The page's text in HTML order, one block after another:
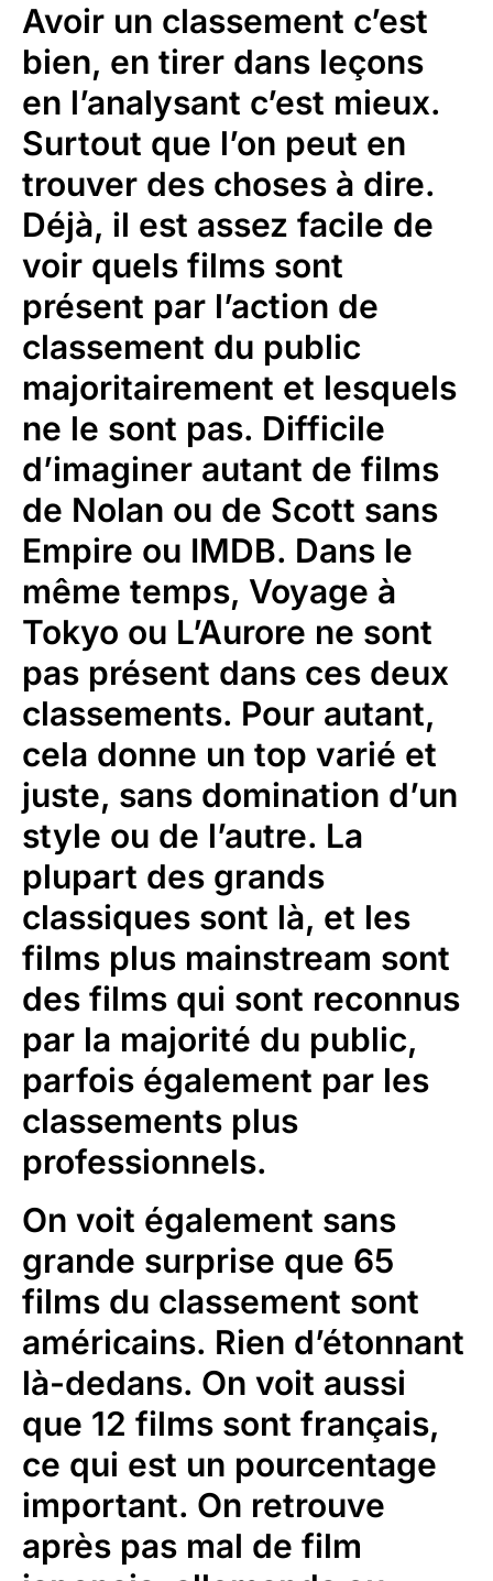
Avoir un classement c’est
bien, en tirer dans leçons
en l’analysant c’est mieux.
Surtout que l’on peut en
trouver des choses à dire.
Déjà, il est assez facile de
voir quels films sont
présent par l’action de
classement du public
majoritairement et lesquels
ne le sont pas. Difficile
d’imaginer autant de films
de Nolan ou de Scott sans
Empire ou IMDB. Dans le
même temps, Voyage à
Tokyo ou L’Aurore ne sont
pas présent dans ces deux
classements. Pour autant,
cela donne un top varié et
juste, sans domination d’un
style ou de l’autre. La
plupart des grands
classiques sont là, et les
films plus mainstream sont
des films qui sont reconnus
par la majorité du public,
parfois également par les
classements plus
professionnels.
On voit également sans
grande surprise que 65
films du classement sont
américains. Rien d’étonnant
là-dedans. On voit aussi
que 12 films sont français,
ce qui est un pourcentage
important. On retrouve
après pas mal de film